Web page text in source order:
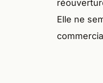
Elle ne